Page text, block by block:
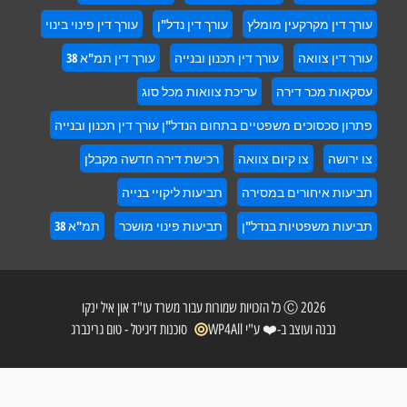
מקרקעין מומלץ
עורך דין נדל"ן
עורך דין פינוי בינוי
צוואה
עורך דין תכנון ובנייה
עורך דין תמ"א 38
מכר דירה
עריכת צוואות מכל סוג
סכסוכים משפטיים בתחום הנדל"ן עורך דין תכנון ובנייה
צו קיום צוואה
רכישת דירה חדשה מקבלן
איחורים במסירה
תביעות ליקויי בנייה
משפטיות בנדל"ן
תביעות פינוי מושכר תמ"א 38
נבנה ועוצב ב-❤️ ע"י WP4All
סוכנות דיגיטל - טום גרינברג